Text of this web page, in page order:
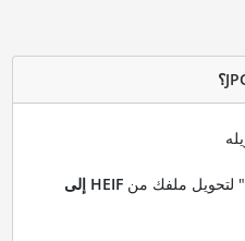
HEIF إلى